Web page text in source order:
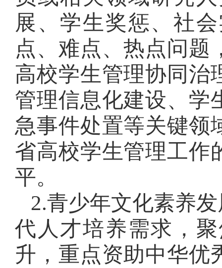
展、学生奖惩、社
点、难点、热点问题
高校学生管理协同治
管理信息化建设、学
急事件处置等关键领
省高校学生管理工作
平。
2.青少年文化素养
代人才培养需求，
升，重点资助中华优